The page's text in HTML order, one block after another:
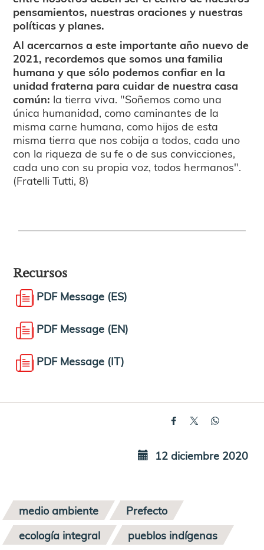
pensamientos, nuestras oraciones y nuestras
políticas y planes.
Al acercarnos a este importante año nuevo de
2021, recordemos que somos una familia
humana y que sólo podemos confiar en la
unidad fraterna para cuidar de nuestra casa
común: la tierra viva. "Soñemos como una
única humanidad, como caminantes de la
misma carne humana, como hijos de esta
misma tierra que nos cobija a todos, cada uno
con la riqueza de su fe o de sus convicciones,
cada uno con su propia voz, todos hermanos".
(Fratelli Tutti, 8)
Recursos
PDF Message (ES)
PDF Message (EN)
PDF Message (IT)
12 diciembre 2020
medio ambiente
Prefecto
ecología integral
pueblos indígenas